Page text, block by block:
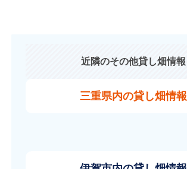
近隣のその他貸し畑情報
三重県内の貸し畑情報